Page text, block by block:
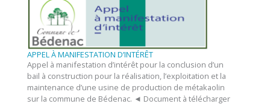
APPEL À MANIFESTATION D’INTÉRÊT
Appel à manifestation d’intérêt pour la conclusion d’un
bail à construction pour la réalisation, l’exploitation et la
maintenance d’une usine de production de métakaolin
sur la commune de Bédenac. ◄ Document à télécharger